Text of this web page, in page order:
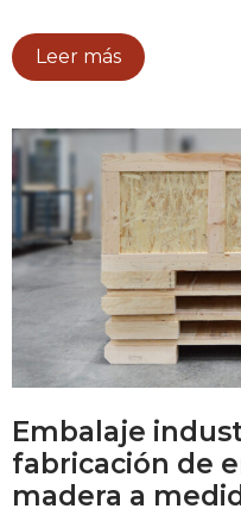
Leer más
Embalaje
fabricación de
madera a